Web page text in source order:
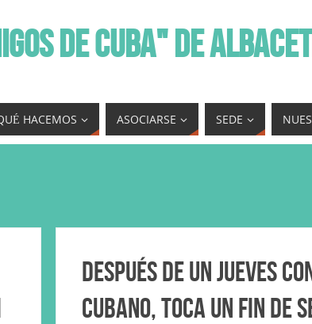
DE CUBA" DE
HACEMOS ASOCIARSE SEDE
Después de un Jueves
cubano, toca un fin de